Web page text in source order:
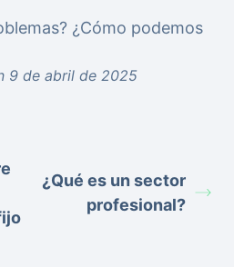
¿Cómo podemos
9 de abril de 2025
¿Qué es un sector
profesional?